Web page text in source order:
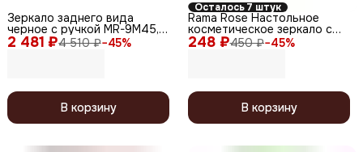
2 481 ₽4 510 ₽−45%
Зеркало заднего вида
черное с ручкой MR-9M45,
23 см, черный
В корзину
Осталось 7 штук
248 ₽450 ₽−45%
Rama Rose Настольное
косметическое зеркало с
увеличением CR-5, круг, 12,5
В корзину